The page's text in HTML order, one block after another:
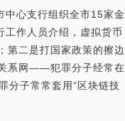
中心支行组织全市15家金
工作人员介绍，虚拟货币
二是打国家政策的擦边
系网——犯罪分子经常在
分子常常套用“区块链技